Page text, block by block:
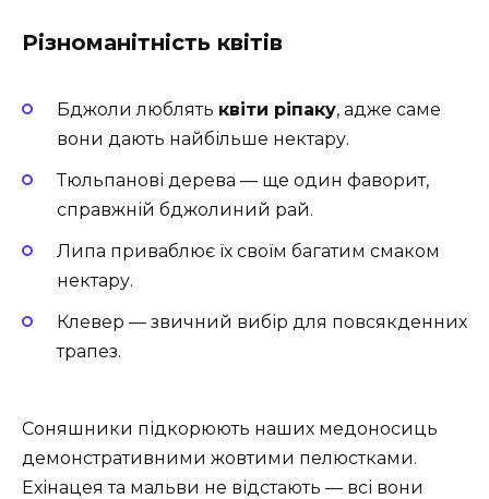
Різноманітність квітів
Бджоли люблять квіти ріпаку, адже саме
вони дають найбільше нектару.
Тюльпанові дерева — ще один фаворит,
справжній бджолиний рай.
Липа приваблює їх своїм багатим смаком
нектару.
Клевер — звичний вибір для повсякденних
трапез.
Соняшники підкорюють наших медоносиць
демонстративними жовтими пелюстками.
Ехінацея та мальви не відстають — всі вони